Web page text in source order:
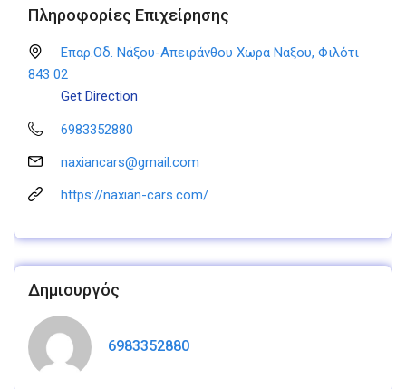
Πληροφορίες Επιχείρησης
Επαρ.Οδ. Νάξου-Απειράνθου Χωρα Ναξου, Φιλότι
843 02
Get Direction
6983352880
naxiancars@gmail.com
https://naxian-cars.com/
Δημιουργός
6983352880